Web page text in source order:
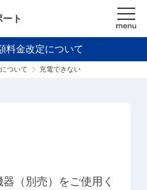
ト
料金改定について
ついて 充電できない
（別売）をご使用く